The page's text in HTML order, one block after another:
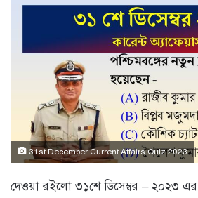
31st December Current Affairs Quiz 2023
দেওয়া রইলো ৩১শে ডিসেম্বর – ২০২৩ এর